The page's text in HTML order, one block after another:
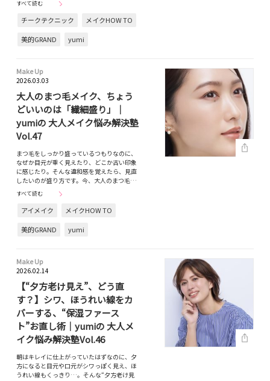
すべて読む
チークテクニック
メイクHOW TO
美的GRAND
yumi
Make Up
2026.03.03
大人のまつ毛メイク、ちょう
どいいのは「繊細盛り」｜
yumiの 大人メイク悩み解決塾
Vol.47
まつ毛をしっかり盛っているつもりなのに、
なぜか目元が重く見えたり、どこか古い印象
に感じたり。そんな違和感を覚えたら、見直
したいのが盛り方です。今、大人のまつ毛…
すべて読む
アイメイク
メイクHOW TO
美的GRAND
yumi
Make Up
2026.02.14
【“夕方老け見え”、どう直
す？】シワ、ほうれい線をカ
バーする、“保湿ファース
ト”お直し術｜yumiの 大人メ
イク悩み解決塾Vol.46
朝はキレイに仕上がっていたはずなのに、夕
方になると目元や口元がシワっぽく見え、ほ
うれい線もくっきり…。そんな“夕方老け見